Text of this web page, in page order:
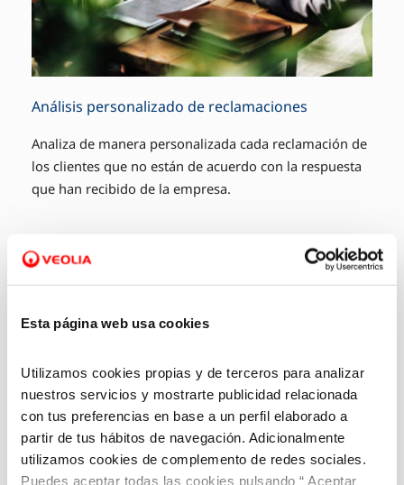
Esta página web usa cookies
Utilizamos cookies propias y de terceros para analizar
nuestros servicios y mostrarte publicidad relacionada
con tus preferencias en base a un perfil elaborado a
partir de tus hábitos de navegación. Adicionalmente
utilizamos cookies de complemento de redes sociales.
Puedes aceptar todas las cookies pulsando “ Aceptar
Análisis personalizado de reclamaciones
Analiza de manera personalizada cada reclamación de
los clientes que no están de acuerdo con la respuesta
que han recibido de la empresa.